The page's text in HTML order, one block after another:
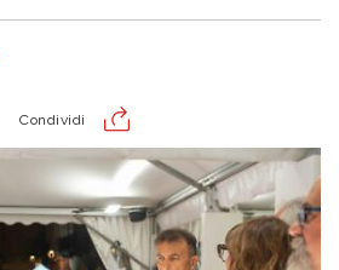
Condividi